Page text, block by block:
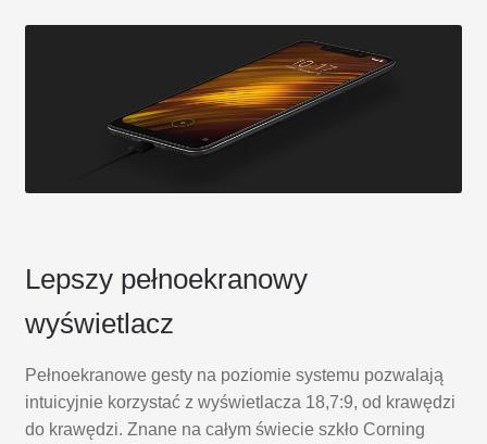
Lepszy pełnoekranowy
wyświetlacz
Pełnoekranowe gesty na poziomie systemu pozwalają
intuicyjnie korzystać z wyświetlacza 18,7:9, od krawędzi
do krawędzi. Znane na całym świecie szkło Corning